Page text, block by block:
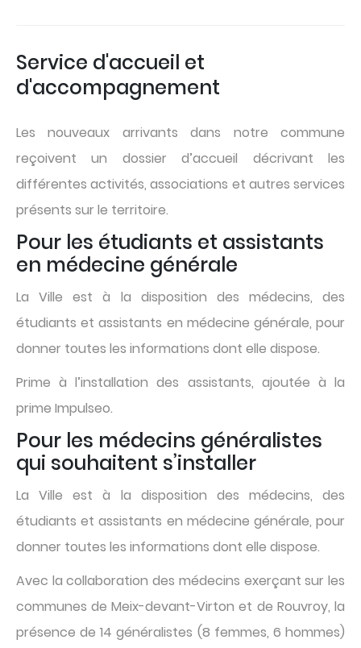
Service d'accueil et
d'accompagnement
Les nouveaux arrivants dans notre commune
reçoivent un dossier d’accueil décrivant les
différentes activités, associations et autres services
présents sur le territoire.
Pour les étudiants et assistants
en médecine générale
La Ville est à la disposition des médecins, des
étudiants et assistants en médecine générale, pour
donner toutes les informations dont elle dispose.
Prime à l’installation des assistants, ajoutée à la
prime Impulseo.
Pour les médecins généralistes
qui souhaitent s’installer
La Ville est à la disposition des médecins, des
étudiants et assistants en médecine générale, pour
donner toutes les informations dont elle dispose.
Avec la collaboration des médecins exerçant sur les
communes de Meix-devant-Virton et de Rouvroy, la
présence de 14 généralistes (8 femmes, 6 hommes)